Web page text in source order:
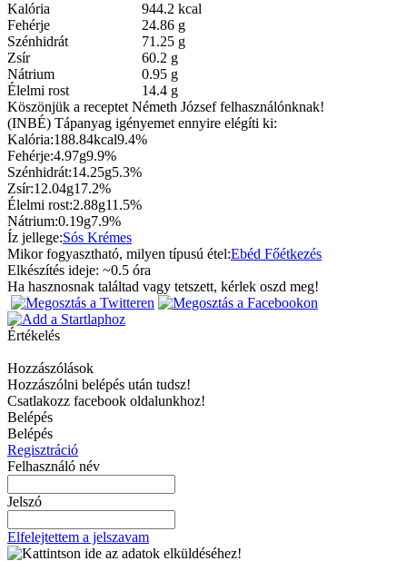
Kalória
944.2 kcal
Fehérje
24.86 g
Szénhidrát
71.25 g
Zsír
60.2 g
Nátrium
0.95 g
Élelmi rost
14.4 g
Köszönjük a receptet Németh József felhasználónknak!
(INBÉ) Tápanyag igényemet ennyire elégíti ki:
Kalória:188.84kcal9.4%
Fehérje:4.97g9.9%
Szénhidrát:14.25g5.3%
Zsír:12.04g17.2%
Élelmi rost:2.88g11.5%
Nátrium:0.19g7.9%
Íz jellege:Sós Krémes
Mikor fogyasztható, milyen típusú étel:Ebéd Főétkezés
Elkészítés ideje: ~0.5 óra
Ha hasznosnak találtad vagy tetszett, kérlek oszd meg!
Értékelés
Hozzászólások
Hozzászólni belépés után tudsz!
Csatlakozz facebook oldalunkhoz!
Belépés
Belépés
Regisztráció
Felhasználó név
Jelszó
Elfelejtettem a jelszavam